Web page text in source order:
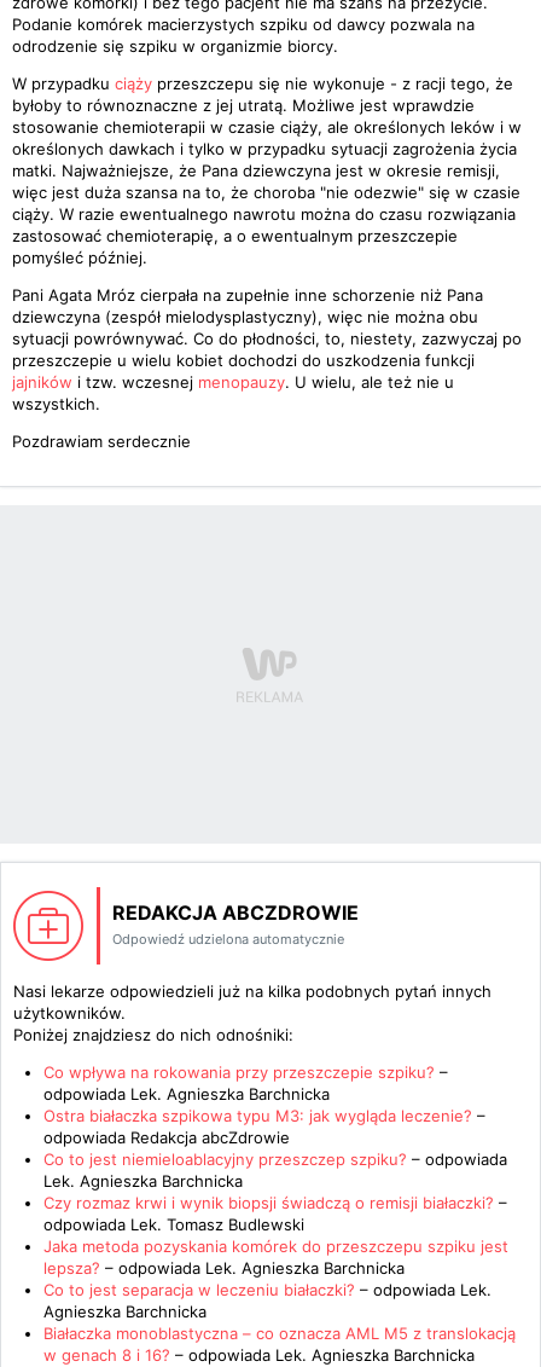
Podanie komórek macierzystych szpiku od dawcy pozwala na
odrodzenie się szpiku w organizmie biorcy.
W przypadku ciąży przeszczepu się nie wykonuje - z racji tego, że
byłoby to równoznaczne z jej utratą. Możliwe jest wprawdzie
stosowanie chemioterapii w czasie ciąży, ale określonych leków i w
określonych dawkach i tylko w przypadku sytuacji zagrożenia życia
matki. Najważniejsze, że Pana dziewczyna jest w okresie remisji,
więc jest duża szansa na to, że choroba "nie odezwie" się w czasie
ciąży. W razie ewentualnego nawrotu można do czasu rozwiązania
zastosować chemioterapię, a o ewentualnym przeszczepie
pomyśleć później.
Pani Agata Mróz cierpała na zupełnie inne schorzenie niż Pana
dziewczyna (zespół mielodysplastyczny), więc nie można obu
sytuacji powrównywać. Co do płodności, to, niestety, zazwyczaj po
przeszczepie u wielu kobiet dochodzi do uszkodzenia funkcji
jajników i tzw. wczesnej menopauzy. U wielu, ale też nie u
wszystkich.
Pozdrawiam serdecznie
REDAKCJA ABCZDROWIE
Odpowiedź udzielona automatycznie
Nasi lekarze odpowiedzieli już na kilka podobnych pytań innych
użytkowników.
Poniżej znajdziesz do nich odnośniki:
Co wpływa na rokowania przy przeszczepie szpiku? –
odpowiada Lek. Agnieszka Barchnicka
Ostra białaczka szpikowa typu M3: jak wygląda leczenie? –
odpowiada Redakcja abcZdrowie
Co to jest niemieloablacyjny przeszczep szpiku? – odpowiada
Lek. Agnieszka Barchnicka
Czy rozmaz krwi i wynik biopsji świadczą o remisji białaczki? –
odpowiada Lek. Tomasz Budlewski
Jaka metoda pozyskania komórek do przeszczepu szpiku jest
lepsza? – odpowiada Lek. Agnieszka Barchnicka
Co to jest separacja w leczeniu białaczki? – odpowiada Lek.
Agnieszka Barchnicka
Białaczka monoblastyczna – co oznacza AML M5 z translokacją
w genach 8 i 16? – odpowiada Lek. Agnieszka Barchnicka